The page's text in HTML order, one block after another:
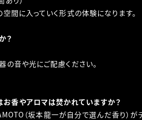
間に入っていく形式の体験になります。
？
の音や光にご配慮ください。
香やアロマは焚かれていますか？
（坂本龍一が自分で選んだ香り）が